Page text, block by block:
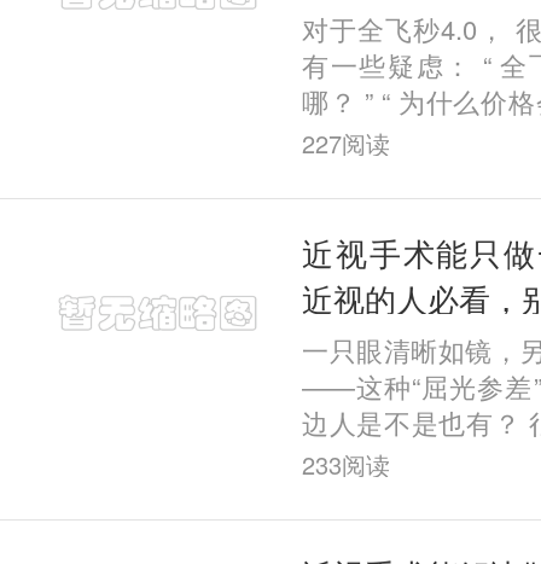
对于全飞秒4.0，
有一些疑虑： “ 全
哪？ ” “ 为什么价
几千块钱？ ” “有
227阅读
近视手术能只
近视的人必看，
一只眼清晰如镜，
——这种“屈光参差
边人是不是也有？
有一只眼能看清，
233阅读